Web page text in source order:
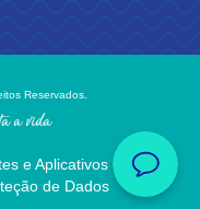
Reservados.
a vida
e Aplicativos
de Dados